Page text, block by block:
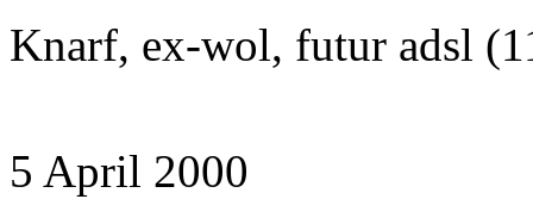
Knarf, ex-wol, futur adsl
5 April 2000